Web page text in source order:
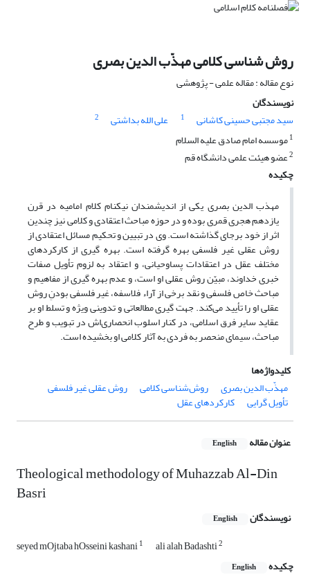
روش شناسی کلامی مهذّب الدین بصری
نوع مقاله : مقاله علمی - پژوهشی
نویسندگان
سید مجتبی حسینی کاشانی
1 علی الله بداشتی
2
1موسسه امام صادق علیه السلام
2عضو هیئت علمی دانشگاه قم
چکیده
مهذب الدین بصری یکی از اندیشمندان نیکنام کلام امامیه در قرن
یازدهم هجری قمری بوده و در حوزه مباحث اعتقادی و کلامی نیز چندین
اثر از خود برجای گذاشته است. وی در تبیین و تحکیم مسائل اعتقادی از
روش عقلی غیر فلسفی بهره گرفته است. بهره گیری از کارکردهای
مختلف عقل در اعتقادات پساوحیانی، و اعتقاد به لزوم تأویل صفات
خبری خداوند، مبیّن روش عقلی او است، و عدم بهره گیری از مفاهیم و
مباحث خاص فلسفی و نقد برخی از آراء فلاسفه، غیر فلسفی بودنِ روش
عقلی او را تأیید می‌کند. جهت گیری مطالعاتی و تدوینی ویژه و تسلط او بر
عقاید سایر فرق اسلامی، در کنار اسلوب انحصاری‌اش در تبویب و طرح
مباحث، سیمای منحصر به فردی به آثار کلامی او بخشیده است.
کلیدواژه‌ها
مهذّب الدین بصری
روش‌شناسی کلامی روش عقلی غیر فلسفی
تأویل گرایی کارکردهای عقل
عنوان مقاله English
Theological methodology of Muhazzab Al-Din
Basri
نویسندگان English
seyed mOjtaba hOsseini kashani1 ali alah Badashti2
چکیده English